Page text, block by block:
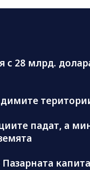
с 28 млрд.
падат, а